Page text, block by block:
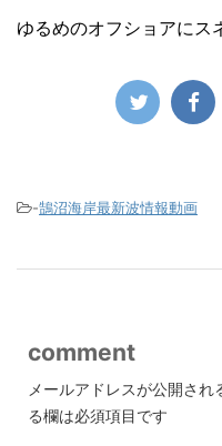
ゆるめのオフショアにス
-鵠沼海岸最新波情報動画
comment
メールアドレスが公開され
る欄は必須項目です